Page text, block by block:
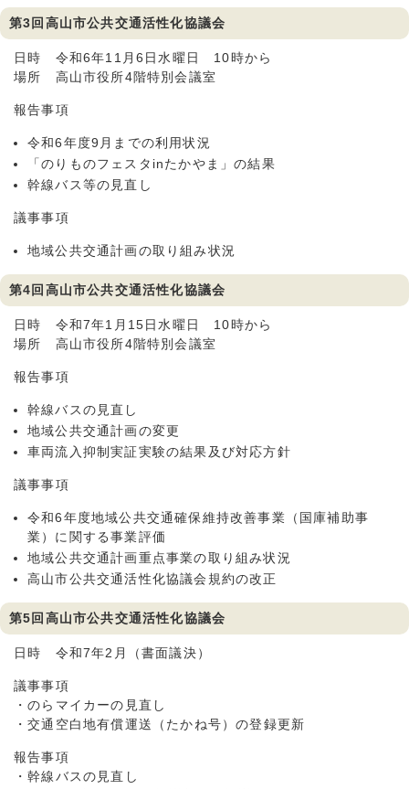
第3回高山市公共交通活性化協議会
日時 令和6年11月6日水曜日 10時から
場所 高山市役所4階特別会議室
報告事項
令和6年度9月までの利用状況
「のりものフェスタinたかやま」の結果
幹線バス等の見直し
議事事項
地域公共交通計画の取り組み状況
第4回高山市公共交通活性化協議会
日時 令和7年1月15日水曜日 10時から
場所 高山市役所4階特別会議室
報告事項
幹線バスの見直し
地域公共交通計画の変更
車両流入抑制実証実験の結果及び対応方針
議事事項
令和6年度地域公共交通確保維持改善事業（国庫補助事
業）に関する事業評価
地域公共交通計画重点事業の取り組み状況
高山市公共交通活性化協議会規約の改正
第5回高山市公共交通活性化協議会
日時 令和7年2月（書面議決）
議事事項
・のらマイカーの見直し
・交通空白地有償運送（たかね号）の登録更新
報告事項
・幹線バスの見直し